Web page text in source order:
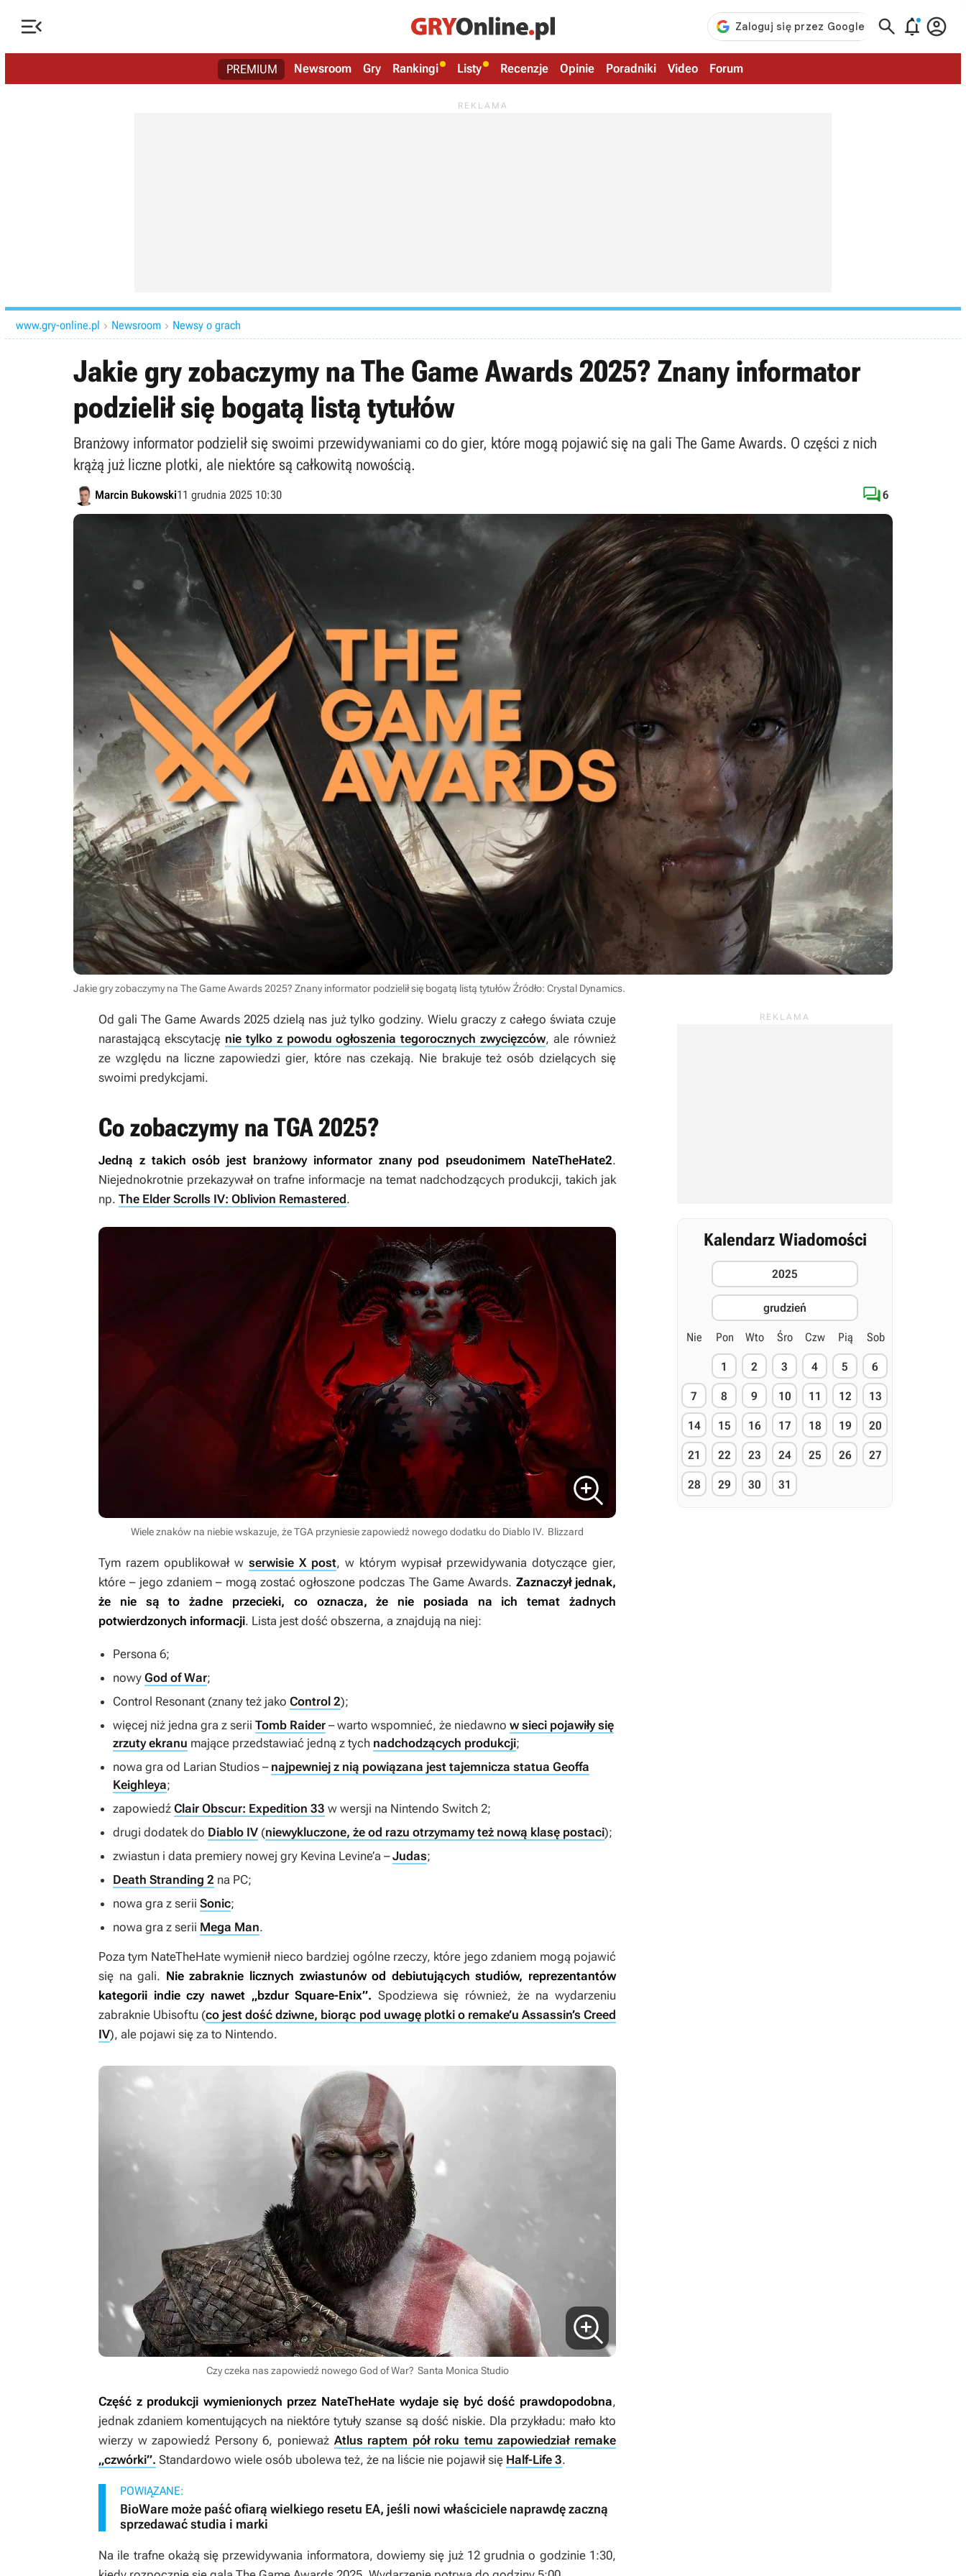
   
PREMIUM Newsroom Gry Rankingi Listy Recenzje Opinie Poradniki Video Forum
www.gry-online.pl  Newsroom  Newsy o grach
Jakie gry zobaczymy na The Game Awards 2025? Znany informator
podzielił się bogatą listą tytułów
Branżowy informator podzielił się swoimi przewidywaniami co do gier, które mogą pojawić się na gali The Game Awards. O części z nich
krążą już liczne plotki, ale niektóre są całkowitą nowością.
Marcin Bukowski11 grudnia 2025 10:30 6
Jakie gry zobaczymy na The Game Awards 2025? Znany informator podzielił się bogatą listą tytułówŹródło: Crystal Dynamics.
Od gali The Game Awards 2025 dzielą nas już tylko godziny. Wielu graczy z całego świata czuje
narastającą ekscytację nie tylko z powodu ogłoszenia tegorocznych zwycięzców, ale również
ze względu na liczne zapowiedzi gier, które nas czekają. Nie brakuje też osób dzielących się
swoimi predykcjami.
Co zobaczymy na TGA 2025?
Jedną z takich osób jest branżowy informator znany pod pseudonimem NateTheHate2.
Niejednokrotnie przekazywał on trafne informacje na temat nadchodzących produkcji, takich jak
np. The Elder Scrolls IV: Oblivion Remastered.
Wiele znaków na niebie wskazuje, że TGA przyniesie zapowiedź nowego dodatku do Diablo IV. Blizzard
Tym razem opublikował w serwisie X post, w którym wypisał przewidywania dotyczące gier,
które – jego zdaniem – mogą zostać ogłoszone podczas The Game Awards. Zaznaczył jednak,
że nie są to żadne przecieki, co oznacza, że nie posiada na ich temat żadnych
potwierdzonych informacji. Lista jest dość obszerna, a znajdują na niej:
Persona 6;
nowy God of War;
Control Resonant (znany też jako Control 2);
więcej niż jedna gra z serii Tomb Raider – warto wspomnieć, że niedawno w sieci pojawiły się
zrzuty ekranu mające przedstawiać jedną z tych nadchodzących produkcji;
nowa gra od Larian Studios – najpewniej z nią powiązana jest tajemnicza statua Geoffa
Keighleya;
zapowiedź Clair Obscur: Expedition 33 w wersji na Nintendo Switch 2;
drugi dodatek do Diablo IV (niewykluczone, że od razu otrzymamy też nową klasę postaci);
zwiastun i data premiery nowej gry Kevina Levine’a –Judas;
Death Stranding 2 na PC;
nowa gra z serii Sonic;
nowa gra z serii Mega Man.
Poza tym NateTheHate wymienił nieco bardziej ogólne rzeczy, które jego zdaniem mogą pojawić
się na gali. Nie zabraknie licznych zwiastunów od debiutujących studiów, reprezentantów
kategorii indie czy nawet „bzdur Square-Enix”. Spodziewa się również, że na wydarzeniu
zabraknie Ubisoftu (co jest dość dziwne, biorąc pod uwagę plotki o remake’u Assassin’s Creed
IV), ale pojawi się za to Nintendo.
Czy czeka nas zapowiedź nowego God of War? Santa Monica Studio
Część z produkcji wymienionych przez NateTheHate wydaje się być dość prawdopodobna,
jednak zdaniem komentujących na niektóre tytuły szanse są dość niskie. Dla przykładu: mało kto
wierzy w zapowiedź Persony 6, ponieważ Atlus raptem pół roku temu zapowiedział remake
„czwórki”. Standardowo wiele osób ubolewa też, że na liście nie pojawił się Half-Life 3.
POWIĄZANE:
BioWare może paść ofiarą wielkiego resetu EA, jeśli nowi właściciele naprawdę zaczną
sprzedawać studia i marki
Na ile trafne okażą się przewidywania informatora, dowiemy się już 12 grudnia o godzinie 1:30,
Kalendarz Wiadomości
2025
grudzień
Nie Pon Wto Śro Czw Pią Sob
1 2 3 4 5 6
7 8 9 10 11 12 13
14 15 16 17 18 19 20
21 22 23 24 25 26 27
28 29 30 31